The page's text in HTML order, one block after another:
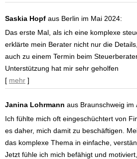
Saskia Hopf aus Berlin im Mai 2024:
Das erste Mal, als ich eine komplexe
erklärte mein Berater nicht nur die
auch zu einem Termin beim
Unterstützung hat mir sehr geholfen
[ mehr ]
Janina Lohrmann aus Braunschweig im
Ich fühlte mich oft eingeschüchtert von
es daher, mich damit zu beschäftigen.
das komplexe Thema in einfache,
Jetzt fühle ich mich befähigt und